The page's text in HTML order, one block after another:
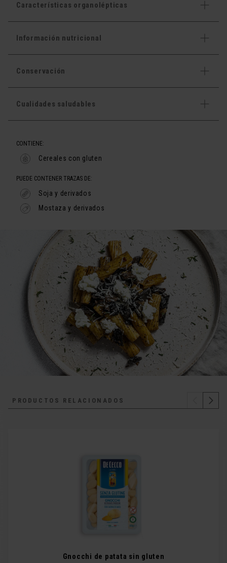
Características organolépticas
Información nutricional
Conservación
Cualidades saludables
CONTIENE:
Cereales con gluten
PUEDE CONTENER TRAZAS DE:
Soja y derivados
Mostaza y derivados
PRODUCTOS RELACIONADOS
Gnocchi de patata sin gluten